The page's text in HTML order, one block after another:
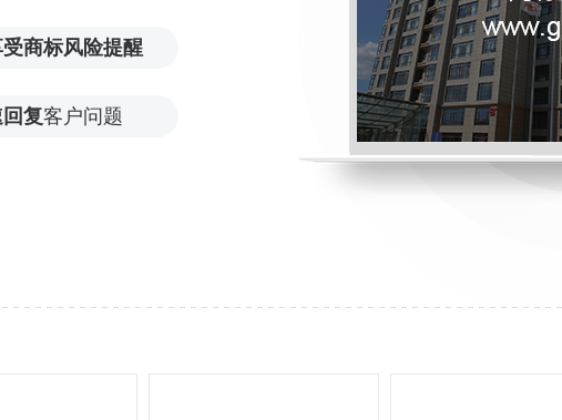
商标风险提醒
复客户问题